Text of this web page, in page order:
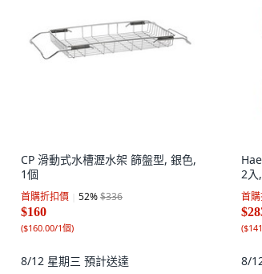
CP 滑動式水槽瀝水架 篩盤型, 銀色,
1個
首購折扣價 52%$336
$160
($160.00/1個)
8/12 星期三 預計送達
2入
首
(
8/